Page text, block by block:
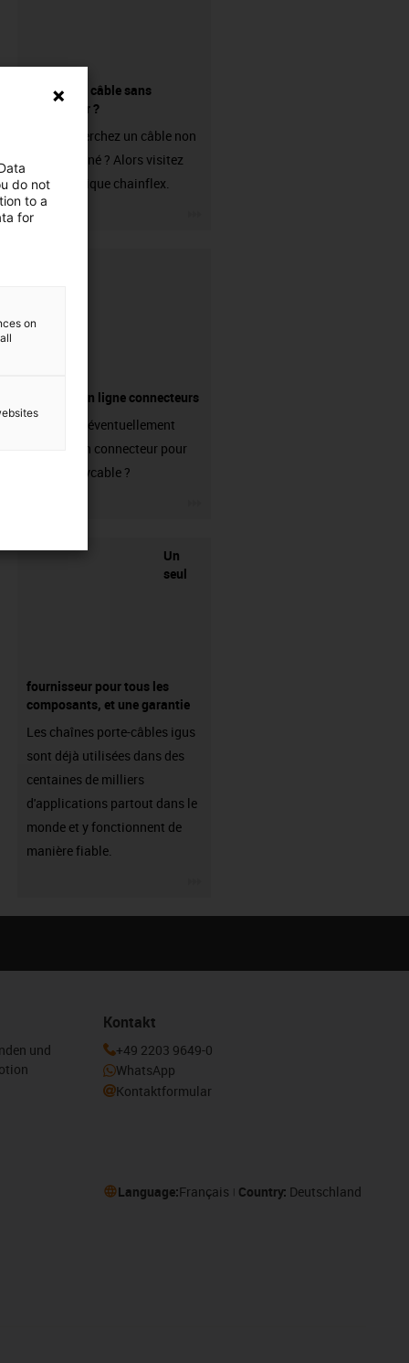
Acheter un câble sans
connecteur ?
Vous recherchez un câble non
confectionné ? Alors visitez
notre boutique chainflex.
Boutique en ligne connecteurs
Avez-vous éventuellement
besoin d'un connecteur pour
votre readycable ?
Un
seul
fournisseur pour tous les
composants, et une garantie
Les chaînes porte-câbles igus
sont déjà utilisées dans des
centaines de milliers
d'applications partout dans le
monde et y fonctionnent de
manière fiable.
und
Kontakt
+49 2203 9649-0
WhatsApp
Kontaktformular
Language:Français Country: Deutschland
do not
to a
for
on